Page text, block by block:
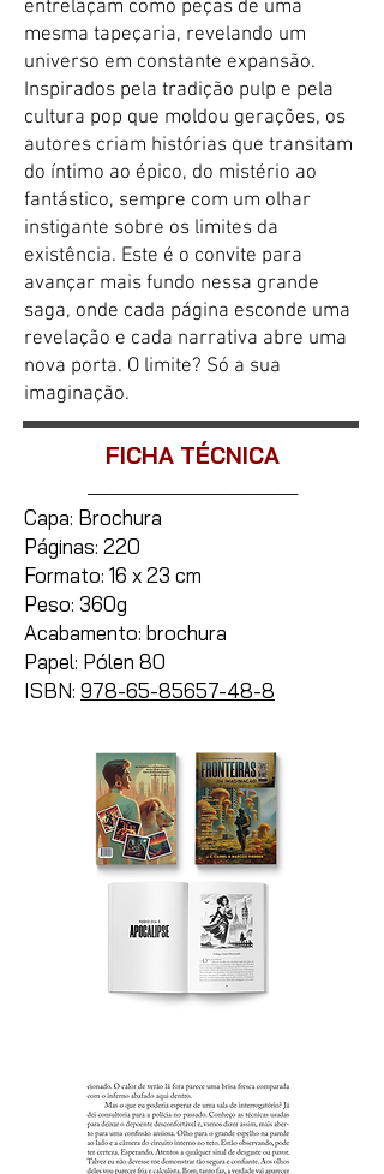
entrelaçam como peças de uma
mesma tapeçaria, revelando um
universo em constante expansão.
Inspirados pela tradição pulp e pela
cultura pop que moldou gerações, os
autores criam histórias que transitam
do íntimo ao épico, do mistério ao
fantástico, sempre com um olhar
instigante sobre os limites da
existência. Este é o convite para
avançar mais fundo nessa grande
saga, onde cada página esconde uma
revelação e cada narrativa abre uma
nova porta. O limite? Só a sua
imaginação.
FICHA TÉCNICA
Capa: Brochura
Páginas: 220
Formato: 16 x 23 cm
Peso: 360g
Acabamento: brochura
Papel: Pólen 80
ISBN: 978-65-85657-48-8